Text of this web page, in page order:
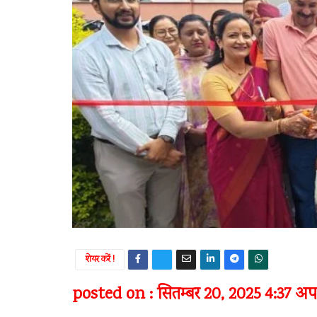
शेयर करें !
posted on : सितम्बर 20, 2025 4:37